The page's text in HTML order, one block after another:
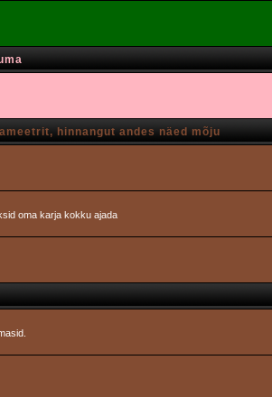
hinnangut andes näed mõju
oma karja kokku ajada